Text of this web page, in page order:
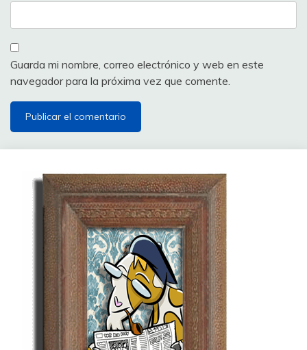
Guarda mi nombre, correo electrónico y web en este
navegador para la próxima vez que comente.